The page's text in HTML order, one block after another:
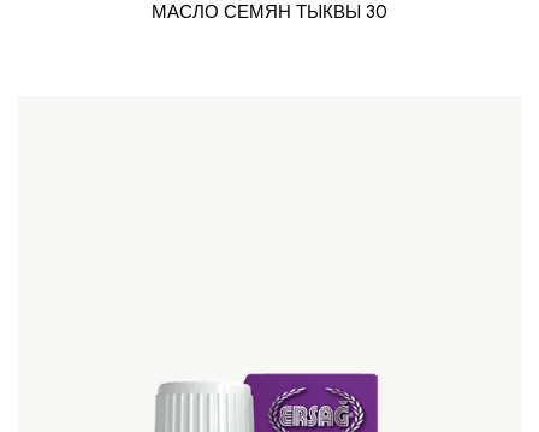
МАСЛО СЕМЯН ТЫКВЫ 30